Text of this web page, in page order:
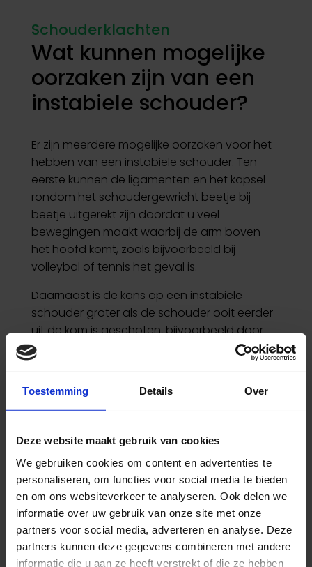
Toestemming Details Over
Deze website maakt gebruik van cookies
We gebruiken cookies om content en advertenties te
personaliseren, om functies voor social media te bieden
en om ons websiteverkeer te analyseren. Ook delen we
informatie over uw gebruik van onze site met onze
partners voor social media, adverteren en analyse. Deze
partners kunnen deze gegevens combineren met andere
informatie die u aan ze heeft verstrekt of die ze hebben
Schouderklachten
Wat kunnen mogelijke
oorzaken zijn van een
instabiele schouder?
Er zijn meerdere mogelijke oorzaken voor het
hebben van een instabiele schouder. Ten
eerste kunnen de ligamenten en het kapsel
rondom het schoudergewricht beetje bij
beetje uitgerekt zijn doordat u veel
bewegingen maakt waarbij de arm boven
het hoofd komt, zoals bijvoorbeeld bij
volleybal of tennis het geval is.
Daarnaast is de kans op een instabiele
schouder groter als de schouder ooit eerder
uit de kom is geschoten, bijvoorbeeld door
een klap of val op de schouder. Als dit niet
goed herstelt, kan het zijn dat de schouder
op komt doordat het kapsel is uitgerekt.
schouder van zichzelf hypermobiel is en de
kans dat de schouder uit de kom schiet dus
groter is dan bij anderen.